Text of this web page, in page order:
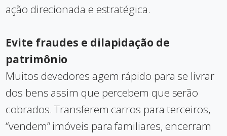
ação direcionada e estratégica.
Evite fraudes e dilapidação de
patrimônio
Muitos devedores agem rápido para se livrar
dos bens assim que percebem que serão
cobrados. Transferem carros para terceiros,
“vendem” imóveis para familiares, encerram